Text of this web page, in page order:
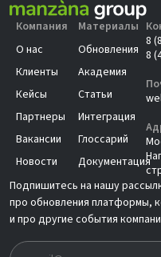
Компания
О нас
Клиенты
Кейсы
Партнеры
Вакансии
Новости
Материалы
Обновления
Академия
Статьи
Интеграция
Глоссарий
Документация
8
8
Подпишитесь на нашу
про обновления платформы,
и про другие события